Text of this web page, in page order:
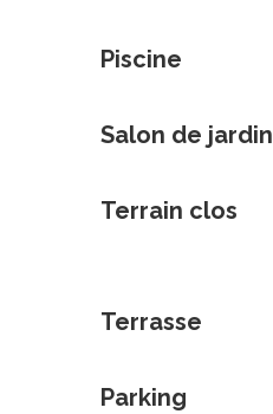
Piscine
Salon de jardin
Terrain clos
Terrasse
Parking